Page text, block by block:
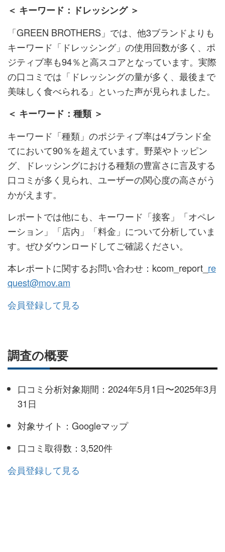
＜ キーワード：ドレッシング ＞
「GREEN BROTHERS」では、他3ブランドよりも
キーワード「ドレッシング」の使用回数が多く、ポ
ジティブ率も94％と高スコアとなっています。実際
の口コミでは「ドレッシングの量が多く、最後まで
美味しく食べられる」といった声が見られました。
＜ キーワード：種類 ＞
キーワード「種類」のポジティブ率は4ブランド全
てにおいて90％を超えています。野菜やトッピン
グ、ドレッシングにおける種類の豊富さに言及する
口コミが多く見られ、ユーザーの関心度の高さがう
かがえます。
レポートでは他にも、キーワード「接客」「オペレ
ーション」「店内」「料金」について分析していま
す。ぜひダウンロードしてご確認ください。
本レポートに関するお問い合わせ：kcom_report_ re
quest@mov.am
会員登録して見る
調査の概要
口コミ分析対象期間：2024年5月1日〜2025年3月
31日
対象サイト：Googleマップ
口コミ取得数：3,520件
会員登録して見る